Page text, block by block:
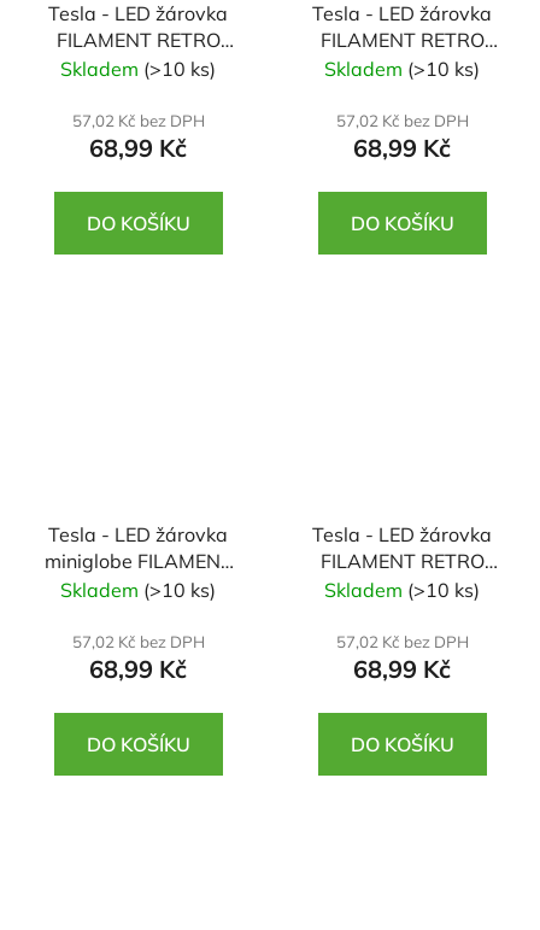
Tesla - LED žárovka
FILAMENT RETRO
miniglobe, E14, 4,2W,
2700K teplá bílá, 360
Skladem (>10 ks)
57,02 Kč bez DPH
68,99 Kč
DO KOŠÍKU
Tesla - LED žárovka
FILAMENT RETRO
svíčka E14, 4.2W,
2700K teplá, 360st,
mléčná
Skladem (>10 ks)
57,02 Kč bez DPH
68,99 Kč
DO KOŠÍKU
Tesla - LED žárovka
miniglobe FILAMENT
RETRO E14, 6W,
4000K denní
b.,360st,čirá
Skladem (>10 ks)
57,02 Kč bez DPH
68,99 Kč
DO KOŠÍKU
Tesla - LED žárovka
FILAMENT RETRO
svíčka E14, 2,5W,
2700K teplá bílá,
360st,čirá
Skladem (>10 ks)
57,02 Kč bez DPH
68,99 Kč
DO KOŠÍKU